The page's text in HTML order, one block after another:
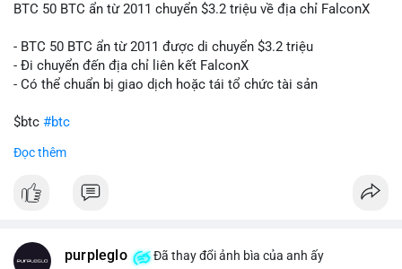
BTC 50 BTC ẩn từ 2011 chuyển $3.2 triệu về địa chỉ FalconX
- BTC 50 BTC ẩn từ 2011 được di chuyển $3.2 triệu
- Đi chuyển đến địa chỉ liên kết FalconX
- Có thể chuẩn bị giao dịch hoặc tái tổ chức tài sản
$btc #btc
#vlikevn
📰 Nguồn: CoinDesk
Đọc thêm
purpleglo Đã thay đổi ảnh bìa của anh ấy